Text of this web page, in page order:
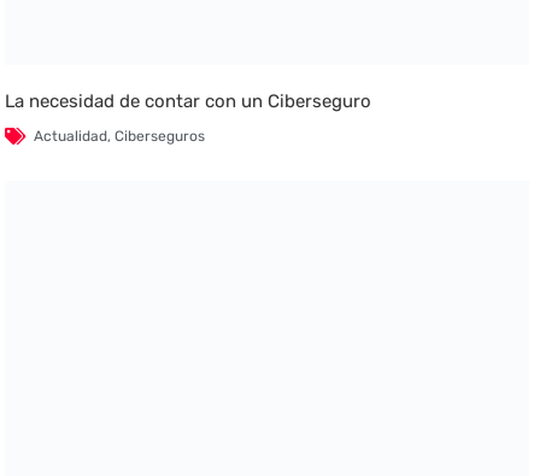
La necesidad de contar con un Ciberseguro
Actualidad,Ciberseguros